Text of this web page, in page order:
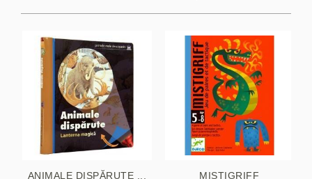
ANIMALE DISPĂRUTE ... MISTIGRIFF